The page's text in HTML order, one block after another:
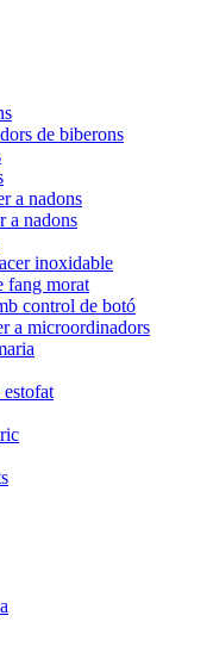
de biberons
a nadons
a nadons
inoxidable
fang morat
control de botó
a microordinadors